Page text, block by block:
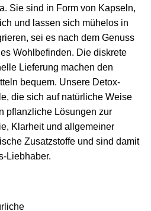
Sie sind in Form von Kapseln,
und lassen sich mühelos in
sei es nach dem Genuss
Wohlbefinden. Die diskrete
Lieferung machen den
bequem. Unsere Detox-
die sich auf natürliche Weise
pflanzliche Lösungen zur
Klarheit und allgemeiner
Zusatzstoffe und sind damit
Liebhaber.